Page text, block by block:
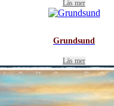
Läs mer
Grundsund
Läs mer